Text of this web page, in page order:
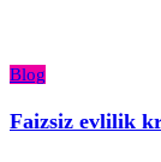
Blog
Faizsiz evlilik